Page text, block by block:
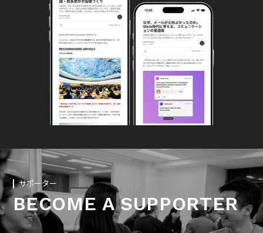
サポーター
BECOME A SUPPORTER